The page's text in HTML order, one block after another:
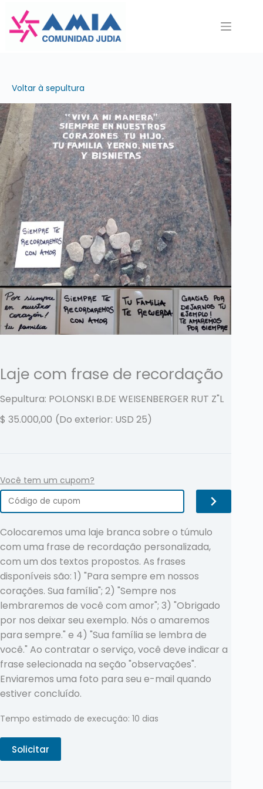
para
Voltar à sepultura
Laje com frase de recordação
Sepultura: POLONSKI B.DE WEISENBERGER RUT Z"L
$ 35.000,00 (Do exterior: USD 25)
Você tem um cupom?
Colocaremos uma laje branca sobre o túmulo
com uma frase de recordação personalizada,
com um dos textos propostos. As frases
disponíveis são: 1) "Para sempre em nossos
corações. Sua família"; 2) "Sempre nos
lembraremos de você com amor"; 3) "Obrigado
por nos deixar seu exemplo. Nós o amaremos
para sempre." e 4) "Sua família se lembra de
você." Ao contratar o serviço, você deve indicar a
frase selecionada na seção "observações".
Enviaremos uma foto para seu e-mail quando
estiver concluído.
Tempo estimado de execução: 10 dias
Solicitar